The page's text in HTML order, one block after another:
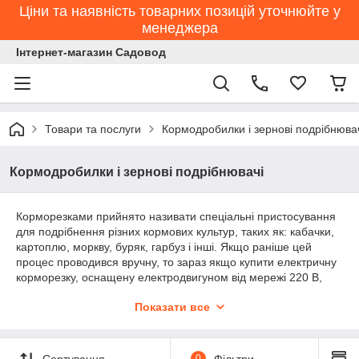
Ціни та наявність товарних позицій уточнюйте у
менеджера
Інтернет-магазин Садовод
Товари та послуги Кормодробилки і зернові
Кормодробилки і зернові подрібнювачі
Корморезками прийнято називати спеціальні пристосування
для подрібнення різних кормових культур, таких як: кабачки,
картоплю, моркву, буряк, гарбуз і інші. Якщо раніше цей
процес проводився вручну, то зараз якщо купити електричну
корморезку, оснащену електродвигуном від мережі 220 В,
витрат, займає менше часу. Даний агрегат ідеально підійде
господарствах.
Показати все